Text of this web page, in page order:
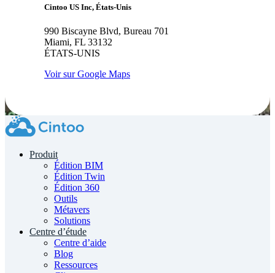
Cintoo US Inc, États-Unis
990 Biscayne Blvd, Bureau 701
Miami, FL 33132
ÉTATS-UNIS
Voir sur Google Maps
Produit
Édition BIM
Édition Twin
Édition 360
Outils
Métavers
Solutions
Centre d’étude
Centre d’aide
Blog
Ressources